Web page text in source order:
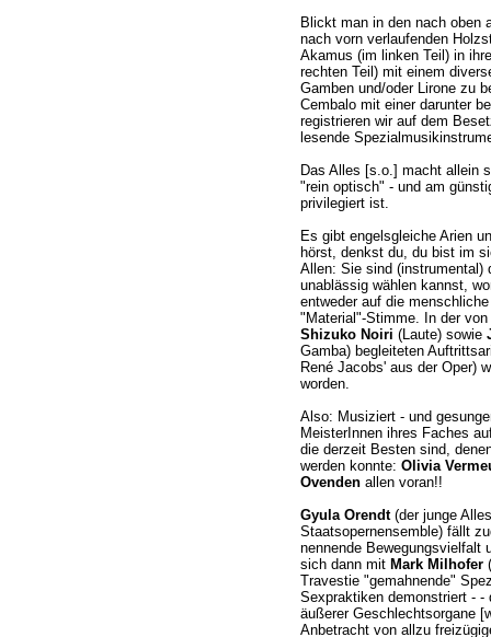
Blickt man in den nach oben
nach vorn verlaufenden
Akamus (im linken Teil) in
rechten Teil) mit einem
Gamben und/oder Lirone zu
Cembalo mit einer darunter
registrieren wir auf dem
lesende
Das Alles [s.o.] macht allein
"rein optisch" - und am
privilegiert ist.
Es gibt engelsgleiche Arien
hörst, denkst du, du bist im
Allen: Sie sind (instrumental)
unablässig wählen kannst,
entweder auf die
"Material"-Stimme. In der von
Shizuko Noiri (Laute) sowie
Gamba) begleiteten
René Jacobs' aus der Oper)
worden.
Also: Musiziert - und
MeisterInnen ihres Faches
die derzeit Besten sind,
werden konnte: Olivia
Ovendenallen voran!!
Gyula Orendt(der junge
Staatsopernensemble) fällt
nennende Bewegungsvielfalt
sich dann mit Mark Milhofer
Travestie "gemahnende"
Sexpraktiken demonstriert - -
äußerer Geschlechtsorgane
Anbetracht von allzu